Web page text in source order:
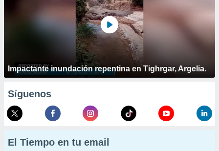
Impactante inundación repentina en Tighrgar, Argelia.
Síguenos
El Tiempo en tu email